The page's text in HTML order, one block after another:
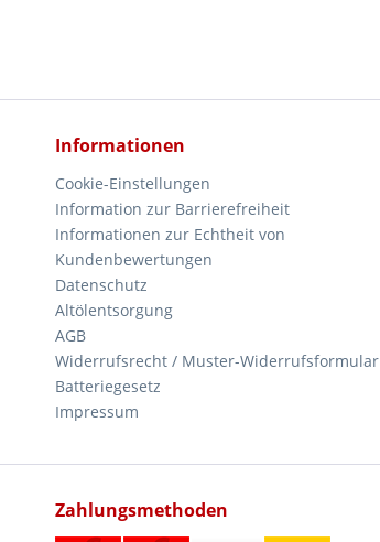
Informationen
Cookie-Einstellungen
Information zur Barrierefreiheit
Informationen zur Echtheit von
Kundenbewertungen
Datenschutz
Altölentsorgung
AGB
Widerrufsrecht / Muster-Widerrufsformular
Batteriegesetz
Impressum
Zahlungsmethoden